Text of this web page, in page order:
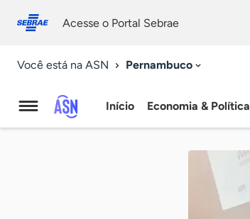
conosco
Acesse o Portal Sebrae
Você está na ASN Pernambuco
Agência
Início Economia & Política